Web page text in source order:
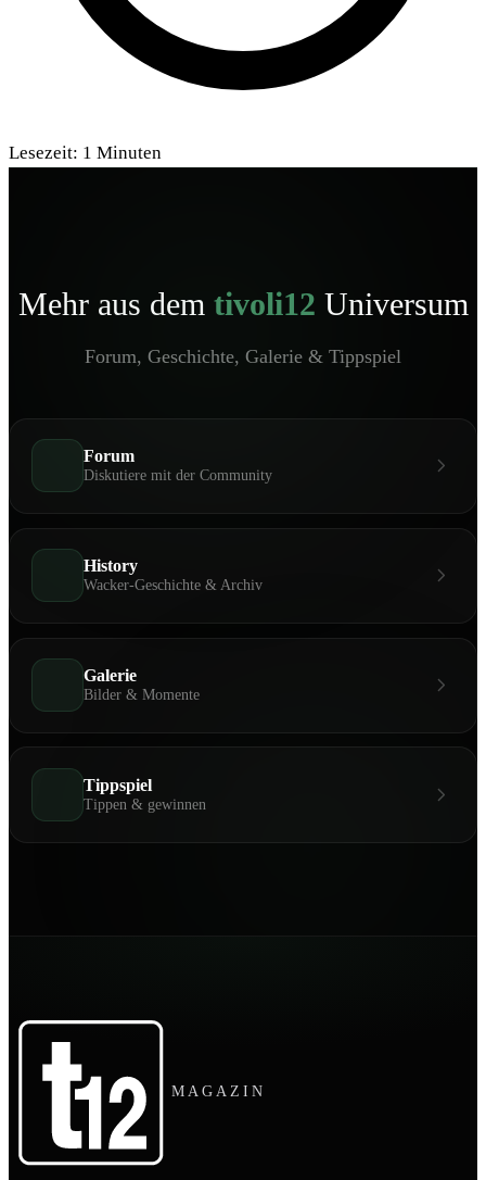
Lesezeit: 1 Minuten
Mehr aus dem tivoli12 Universum
Forum, Geschichte, Galerie & Tippspiel
Forum
Diskutiere mit der Community
History
Wacker-Geschichte & Archiv
Galerie
Bilder & Momente
Tippspiel
Tippen & gewinnen
MAGAZIN